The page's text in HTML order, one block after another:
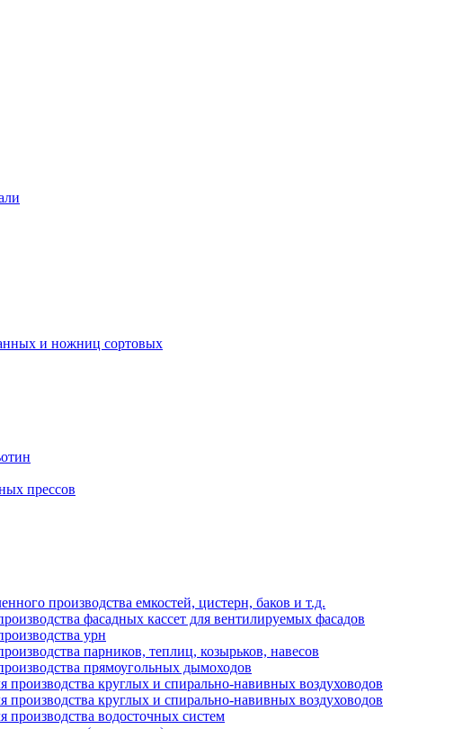
и ножниц сортовых
прессов
производства емкостей, цистерн, баков и т.д.
фасадных кассет для вентилируемых фасадов
урн
парников, теплиц, козырьков, навесов
прямоугольных дымоходов
производства круглых и спирально-навивных воздуховодов
производства круглых и спирально-навивных воздуховодов
производства водосточных систем